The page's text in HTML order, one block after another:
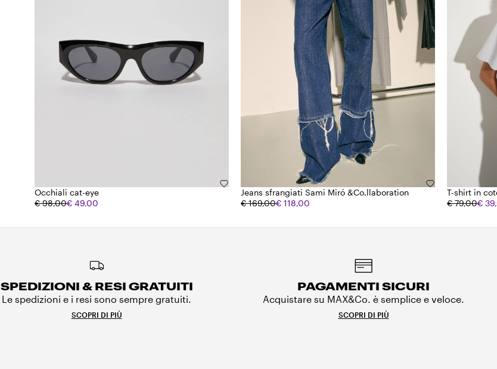
Occhiali cat-eye
€ 98,00€ 49,00
Jeans sfrangiati Sami Miró &Co.llaboration
€ 169,00€ 118,00
T-shirt in
€ 79,00€
SPEDIZIONI & RESI GRATUITI
Le spedizioni e i resi sono sempre gratuiti.
SCOPRI DI PIÙ
PAGAMENTI SICURI
Acquistare su MAX&Co. è semplice e veloce.
SCOPRI DI PIÙ